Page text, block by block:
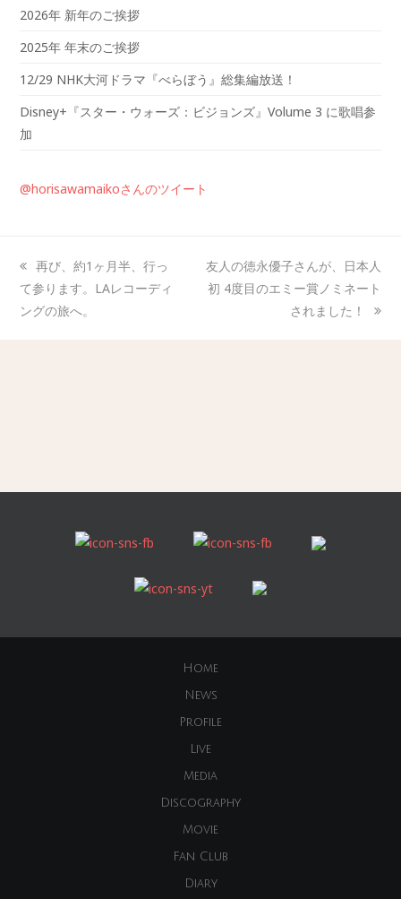
2026年 新年のご挨拶
2025年 年末のご挨拶
12/29 NHK大河ドラマ『べらぼう』総集編放送！
Disney+『スター・ウォーズ：ビジョンズ』Volume 3 に歌唱参
加
@horisawamaikoさんのツイート
再び、約1ヶ月半、行っ
て参ります。LAレコーディ
ングの旅へ。
友人の徳永優子さんが、日本人
初 4度目のエミー賞ノミネート
されました！
Home
News
Profile
Live
Media
Discography
Movie
Fan Club
Diary